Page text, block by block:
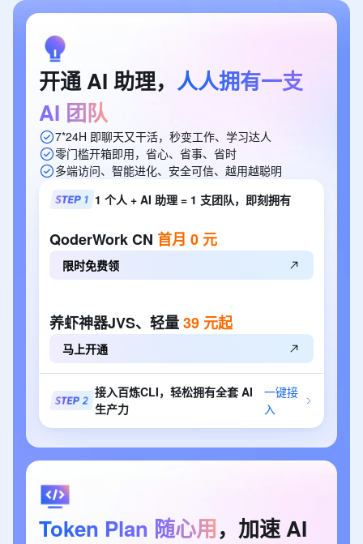
开通AI 助理， 人人拥有一支
AI 团队
7*24H 即聊天又干活，秒变工作、学习达人
零门槛开箱即用，省心、省事、省时
多端访问、智能进化、安全可信、越用越聪明
1 个人 + AI 助理 = 1 支团队，即刻拥有
QoderWorkCN 首月 0 元
限时免费领
养虾神器JVS、轻量39 元起
马上开通
接入百炼CLI，轻松拥有全套 AI
生产力
一键接
入
Token Plan 随心用，加速AI